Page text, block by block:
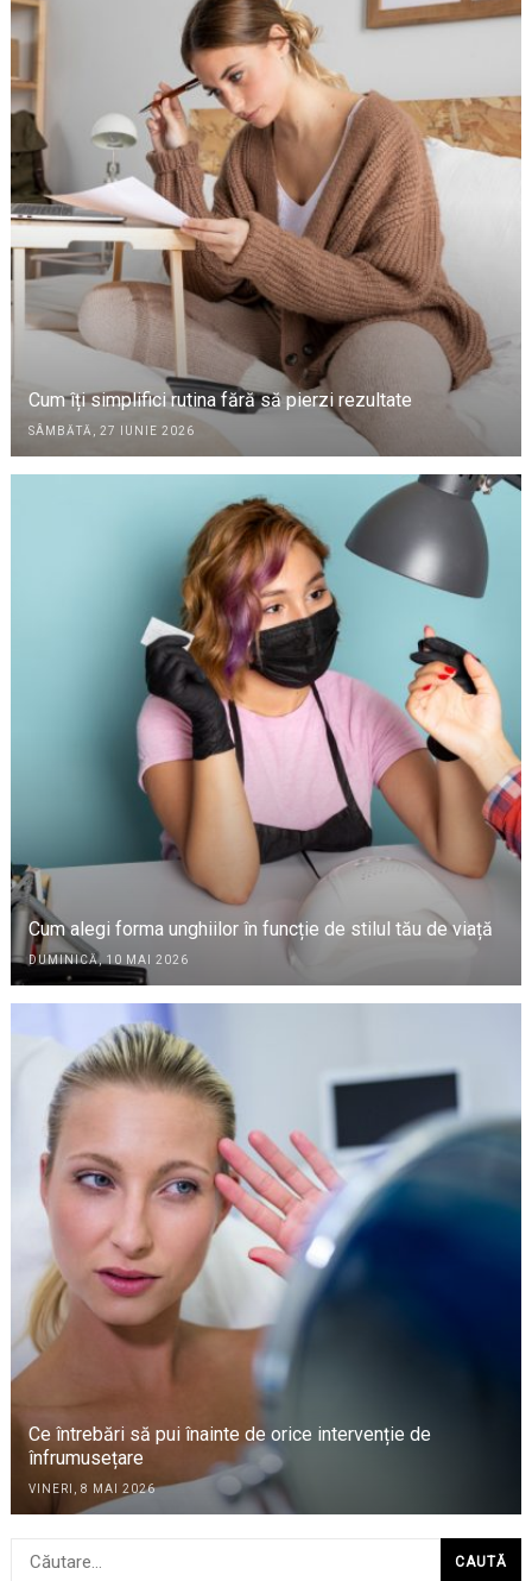
Cum îți simplifici rutina fără să pierzi rezultate
SÂMBĂTĂ, 27 IUNIE 2026
Cum alegi forma unghiilor în funcție de stilul tău de viață
DUMINICĂ, 10 MAI 2026
Ce întrebări să pui înainte de orice intervenție de
înfrumusețare
VINERI, 8 MAI 2026
Caută